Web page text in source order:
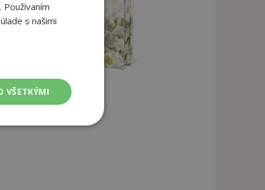
s našimi
VŠETKÝMI